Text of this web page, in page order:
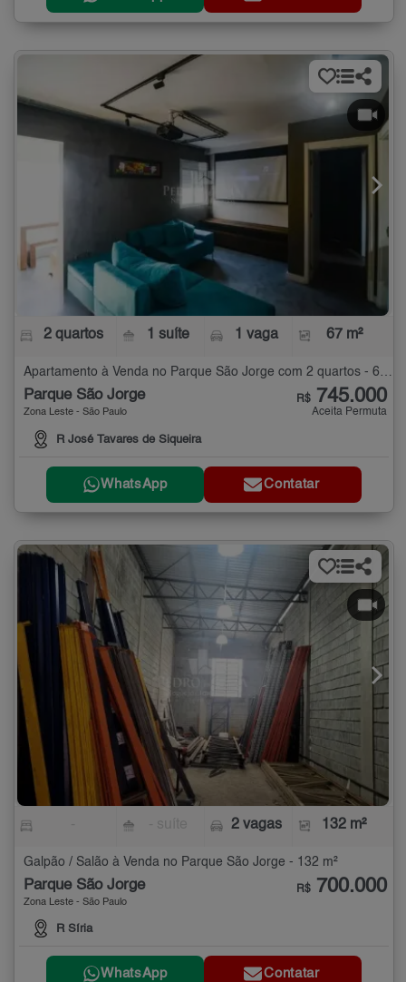
2 quartos 1 suíte 1 vaga 67 m²
Apartamento à Venda no Parque São Jorge com 2 quartos - 67 m²
Parque São Jorge
Zona Leste - São Paulo
R José Tavares de Siqueira
R$ 745.000
Aceita Permuta
WhatsApp Contatar
2 vagas 132 m²
Galpão / Salão à Venda no Parque São Jorge - 132 m²
Parque São Jorge
Zona Leste - São Paulo
R Síria
R$ 700.000
WhatsApp Contatar